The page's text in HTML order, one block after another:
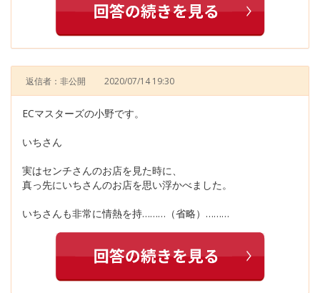
返信者：非公開 2020/07/14 19:30
ECマスターズの小野です。
いちさん
実はセンチさんのお店を見た時に、
真っ先にいちさんのお店を思い浮かべました。
いちさんも非常に情熱を持………（省略）………